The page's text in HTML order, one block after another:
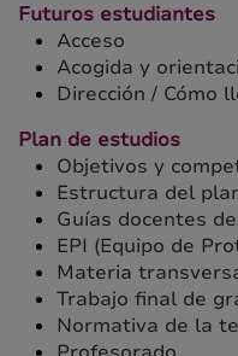
Futuros estudiantes
Acceso
Acogida y
Dirección / Cómo
Plan de estudios
Objetivos y
Estructura del
Guías docentes
EPI (Equipo de
Materia
Trabajo final de
Normativa de la